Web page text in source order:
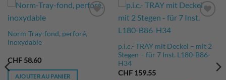
LISTE DE
Norm-Tray-fond, perforé,
inoxydable
CHF58.60
AJOUTER AU PANIER
p.i.c.- TRAY mit Deckel – mit 2
Stegen – für 7 Inst. L180-B86-
H34
CHF159.55